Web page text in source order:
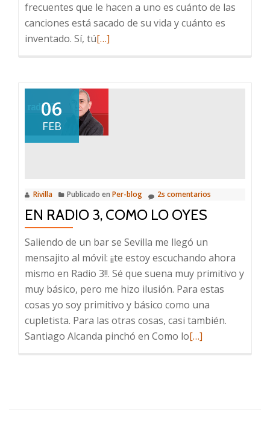
frecuentes que le hacen a uno es cuánto de las
canciones está sacado de su vida y cuánto es
inventado. Sí, túLeer
Volar
[…]
06
FEB
Rivilla Publicado en Per-blog 2s comentarios
EN RADIO 3, COMO LO OYES
Saliendo de un bar se Sevilla me llegó un
mensajito al móvil: ¡¡te estoy escuchando ahora
mismo en Radio 3!!. Sé que suena muy primitivo y
muy básico, pero me hizo ilusión. Para estas
cosas yo soy primitivo y básico como una
cupletista. Para las otras cosas, casi también.
Santiago Alcanda pinchó en Como loLeer
3,
[…]